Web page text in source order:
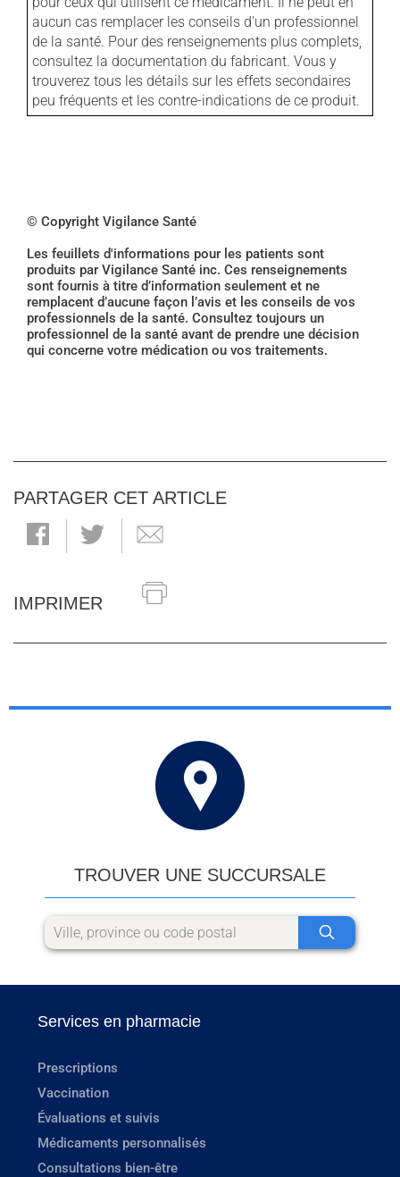
aucun cas remplacer les conseils d'un professionnel
de la santé. Pour des renseignements plus complets,
consultez la documentation du fabricant. Vous y
trouverez tous les détails sur les effets secondaires
peu fréquents et les contre-indications de ce produit.
© Copyright Vigilance Santé
Les feuillets d'informations pour les patients sont
produits par Vigilance Santé inc. Ces renseignements
sont fournis à titre d’information seulement et ne
remplacent d’aucune façon l’avis et les conseils de vos
professionnels de la santé. Consultez toujours un
professionnel de la santé avant de prendre une décision
qui concerne votre médication ou vos traitements.
PARTAGER CET ARTICLE
IMPRIMER
TROUVER UNE SUCCURSALE
Services en pharmacie
Prescriptions
Vaccination
Évaluations et suivis
Médicaments personnalisés
Consultations bien-être